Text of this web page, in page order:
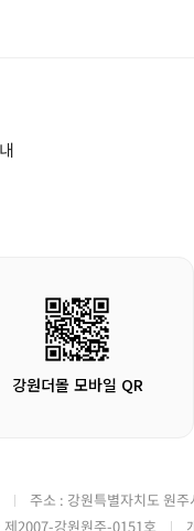
강원더몰 모바일 QR
주소 : 강원특별자치도 원
제2007-강원원주-0151호